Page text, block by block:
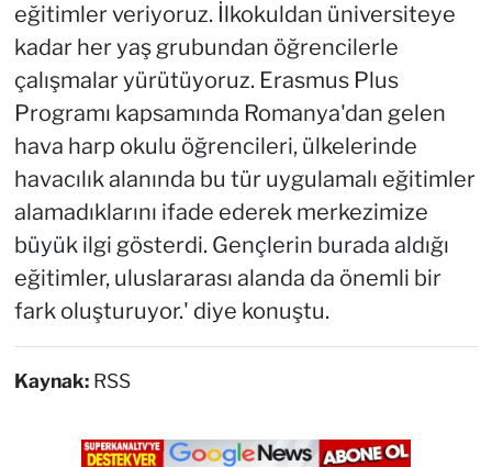
eğitimler veriyoruz. İlkokuldan üniversiteye
kadar her yaş grubundan öğrencilerle
çalışmalar yürütüyoruz. Erasmus Plus
Programı kapsamında Romanya'dan gelen
hava harp okulu öğrencileri, ülkelerinde
havacılık alanında bu tür uygulamalı eğitimler
alamadıklarını ifade ederek merkezimize
büyük ilgi gösterdi. Gençlerin burada aldığı
eğitimler, uluslararası alanda da önemli bir
fark oluşturuyor.' diye konuştu.
Kaynak: RSS